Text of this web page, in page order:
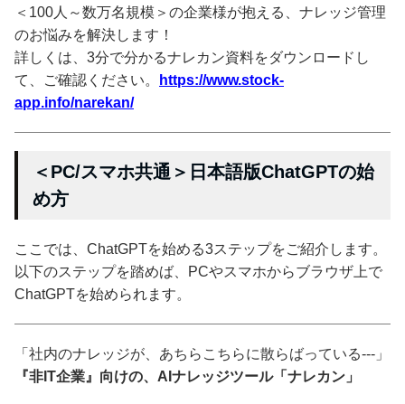
＜100人～数万名規模＞の企業様が抱える、ナレッジ管理
のお悩みを解決します！
詳しくは、3分で分かるナレカン資料をダウンロードし
て、ご確認ください。
https://www.stock-
app.info/narekan/
＜PC/スマホ共通＞日本語版ChatGPTの始
め方
ここでは、ChatGPTを始める3ステップをご紹介します。
以下のステップを踏めば、PCやスマホからブラウザ上で
ChatGPTを始められます。
「社内のナレッジが、あちらこちらに散らばっている---」
『非IT企業』向けの、AIナレッジツール「ナレカン」